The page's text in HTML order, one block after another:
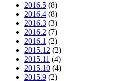
2016.5 (8)
2016.4 (8)
2016.3 (3)
2016.2 (7)
2016.1 (2)
2015.12 (2)
2015.11 (4)
2015.10 (4)
2015.9 (2)